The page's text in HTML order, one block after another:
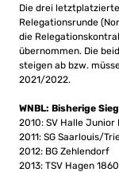
Die drei
Relegationsrunde
die
übernommen. Die
steigen ab bzw.
2021/2022.
WNBL: Bisherige
2010: SV Halle Junior
2011: SG Saarlouis/
2012: BG Zehlendorf
2013: TSV Hagen 1860